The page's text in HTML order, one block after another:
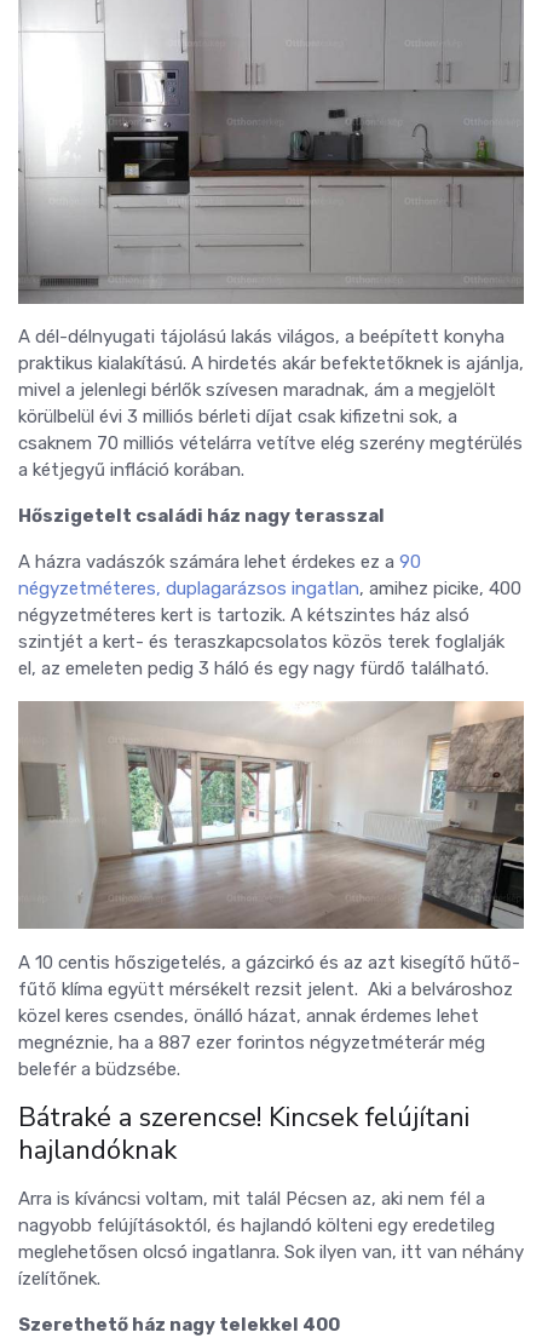
A dél-délnyugati tájolású lakás világos, a beépített konyha
praktikus kialakítású. A hirdetés akár befektetőknek is ajánlja,
mivel a jelenlegi bérlők szívesen maradnak, ám a megjelölt
körülbelül évi 3 milliós bérleti díjat csak kifizetni sok, a
csaknem 70 milliós vételárra vetítve elég szerény megtérülés
a kétjegyű infláció korában.
Hőszigetelt családi ház nagy terasszal
A házra vadászók számára lehet érdekes ez a 90
négyzetméteres, duplagarázsos ingatlan, amihez picike, 400
négyzetméteres kert is tartozik. A kétszintes ház alsó
szintjét a kert- és teraszkapcsolatos közös terek foglalják
el, az emeleten pedig 3 háló és egy nagy fürdő található.
A 10 centis hőszigetelés, a gázcirkó és az azt kisegítő hűtő-
fűtő klíma együtt mérsékelt rezsit jelent. Aki a belvároshoz
közel keres csendes, önálló házat, annak érdemes lehet
megnéznie, ha a 887 ezer forintos négyzetméterár még
belefér a büdzsébe.
Bátraké a szerencse! Kincsek felújítani
hajlandóknak
Arra is kíváncsi voltam, mit talál Pécsen az, aki nem fél a
nagyobb felújításoktól, és hajlandó költeni egy eredetileg
meglehetősen olcsó ingatlanra. Sok ilyen van, itt van néhány
ízelítőnek.
Szerethető ház nagy telekkel 400